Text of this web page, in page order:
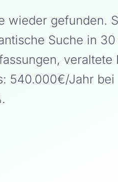
wieder gefunden.
Suche in
veraltete
540.000€/Jahr